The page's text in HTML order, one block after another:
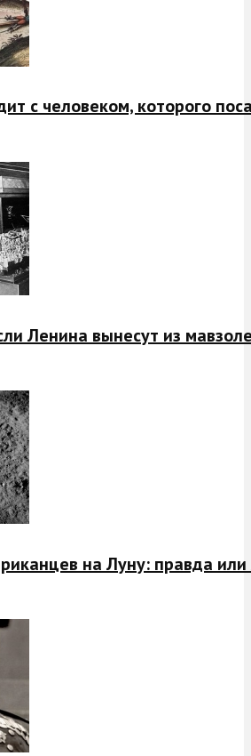
с человеком, которого
Ленина вынесут из
на Луну: правда